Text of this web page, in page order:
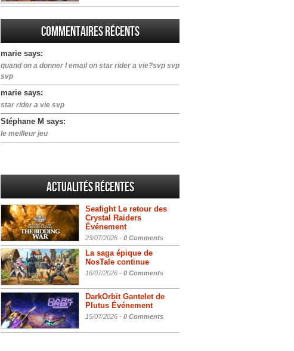
Commentaires récents
marie says:
quand on a donner l email on star rider a vie?svp svp
svp
marie says:
star rider a vie svp
Stéphane M says:
le meilleur jeu
Actualités Récentes
Seafight Le retour des
Crystal Raiders
Événement
23/07/2026 - 0 Comments
La saga épique de
NosTale continue
16/07/2026 - 0 Comments
DarkOrbit Gantelet de
Plutus Événement
15/07/2026 - 0 Comments